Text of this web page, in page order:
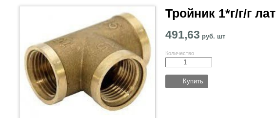
Тройник 1*г/г/г лат
491,63 руб. шт
Количество
Купить